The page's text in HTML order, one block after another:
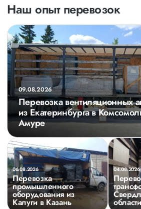
Наш опыт перевозок
09.08.2026
Перевозка вентиляционных
из Екатеринбурга в
Амуре
06.08.2026
Перевозка
промышленного
оборудования из
Калуги в Казань
04.08.2026